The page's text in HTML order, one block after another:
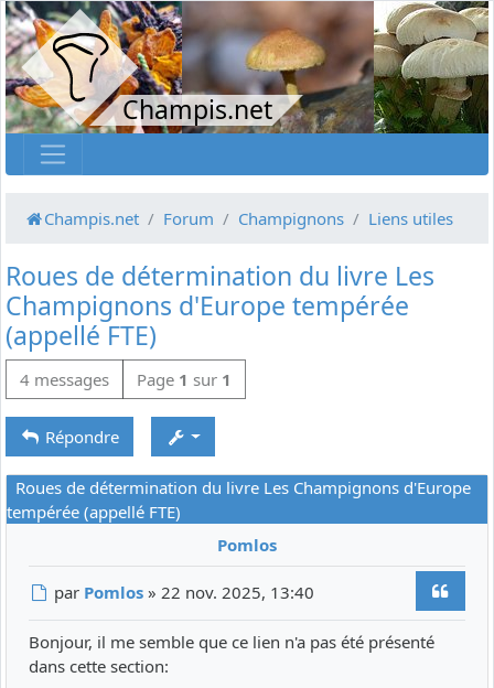
Champis.net
Champis.net Forum Champignons Liens utiles
Roues de détermination du livre Les
Champignons d'Europe tempérée
(appellé FTE)
4 messages Page 1 sur 1
Répondre
Roues de détermination du livre Les Champignons d'Europe
tempérée (appellé FTE)
Pomlos
Message
par Pomlos »22 nov. 2025, 13:40
Bonjour, il me semble que ce lien n'a pas été présenté
dans cette section: